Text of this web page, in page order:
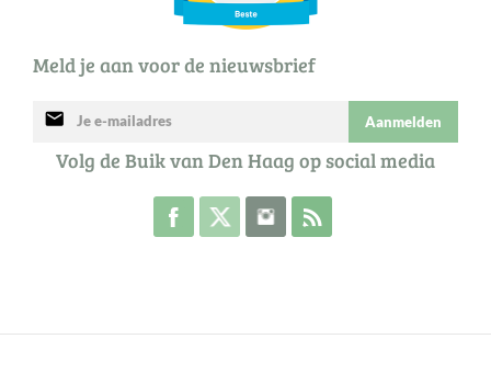
Meld je aan voor de nieuwsbrief
mail Aanmelden
Volg de Buik van Den Haag op social media
Volg de Buik op Facebook
Volg de Buik op Twitter
Volg de Buik op Instagram